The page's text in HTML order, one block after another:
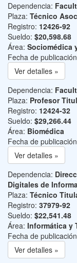
Dependencia:
Plaza: Técnico
Registro: 12426-92
Sueldo: $20,598.68
Área: Sociomédica
Fecha de
Ver detalles »
Dependencia:
Plaza: Profesor
Registro: 12424-32
Sueldo: $29,266.44
Área: Biomédica
Fecha de
Ver detalles »
Dependencia:
Digitales de
Plaza: Técnico
Registro: 37979-92
Sueldo: $22,541.48
Área: Informática y
Fecha de
Ver detalles »